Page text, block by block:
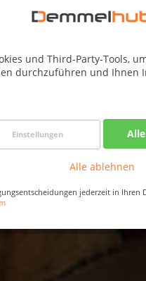
und Third-Party-Tools,
durchzuführen und Ihnen
Einstellungen
Alle ablehnen
jederzeit in Ihren